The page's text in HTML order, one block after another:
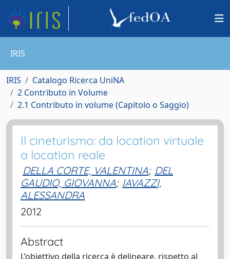
IRIS
IRIS
Catalogo Ricerca UniNA
2 Contributo in Volume
2.1 Contributo in volume (Capitolo o Saggio)
Il cineturismo: da location virtuale
a location reale
DELLA CORTE, VALENTINA; DEL
GAUDIO, GIOVANNA; IAVAZZI,
ALESSANDRA
2012
Abstract
L’obiettivo della ricerca è delineare, rispetto al